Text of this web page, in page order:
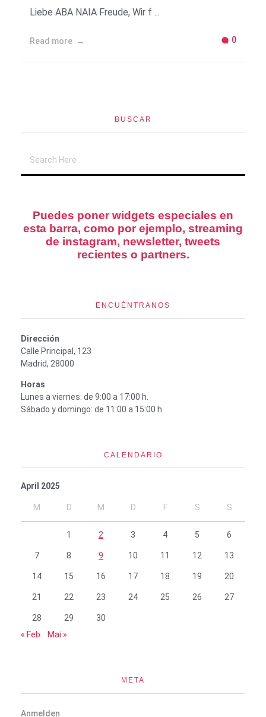
Liebe ABA NAIA Freude, Wir f ...
Read more 0
BUSCAR
Puedes poner widgets especiales en
esta barra, como por ejemplo, streaming
de instagram, newsletter, tweets
recientes o partners.
ENCUÉNTRANOS
Dirección
Calle Principal, 123
Madrid, 28000
Horas
Lunes a viernes: de 9:00 a 17:00 h.
Sábado y domingo: de 11:00 a 15:00 h.
CALENDARIO
April 2025
M D M D F S S
1 2 3 4 5 6
7 8 9 10 11 12 13
14 15 16 17 18 19 20
21 22 23 24 25 26 27
28 29
30
« Feb.
Mai »
META
Anmelden